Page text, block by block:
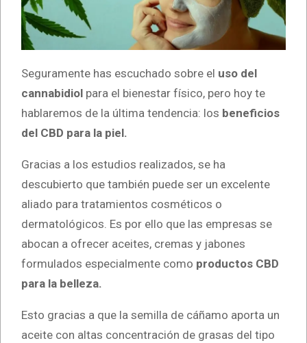
Seguramente has escuchado sobre el uso del
cannabidiol para el bienestar físico, pero hoy te
hablaremos de la última tendencia: los beneficios
del CBD para la piel.
Gracias a los estudios realizados, se ha
descubierto que también puede ser un excelente
aliado para tratamientos cosméticos o
dermatológicos. Es por ello que las empresas se
abocan a ofrecer aceites, cremas y jabones
formulados especialmente como productos CBD
para la belleza.
Esto gracias a que la semilla de cáñamo aporta un
aceite con altas concentración de grasas del tipo